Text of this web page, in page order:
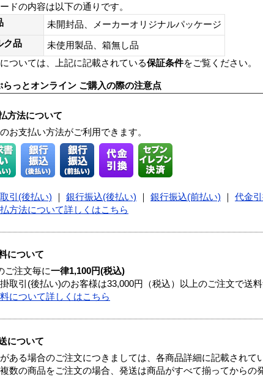
ドの内容は以下の通りです。
品
未開封品、メーカーオリジナルパッケージ
ク品
未使用製品、箱無し品
ついては、上記に記載されている保証条件をご覧ください。
らっとオンライン ご購入の際の注意点
方法について
お支払い方法がご利用できます。
引(後払い) 銀行振込(後払い) 銀行振込(前払い) 代金
方法について詳しくはこちら
について
ご注文毎に一律1,100円(税込)
取引(後払い)のお客様は33,000円（税込）以上のご注文で送料
について詳しくはこちら
について
ある場合のご注文につきましては、各商品詳細に記載されて
数の商品をご注文の場合、発送は商品がすべて揃ってからの